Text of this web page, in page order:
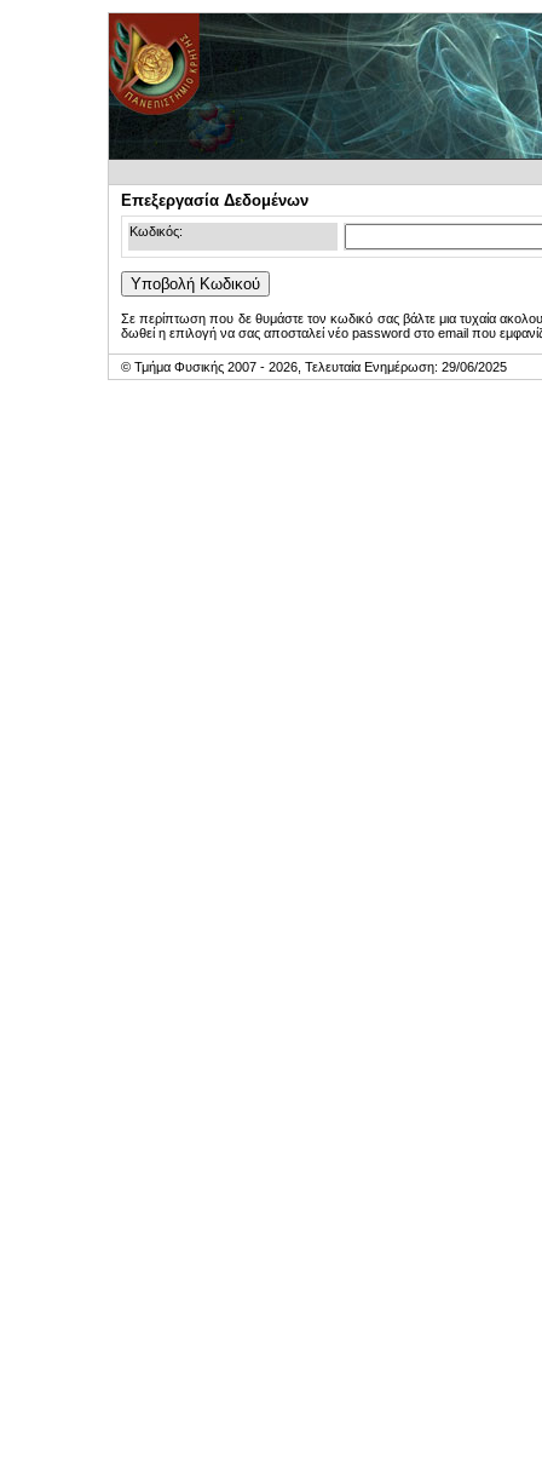
Επεξεργασία Δεδομένων
Κωδικός:
Σε περίπτωση που δε θυμάστε τον κωδικό σας βάλτε μια τυχαία
δωθεί η επιλογή να σας αποσταλεί νέο password στο email που
© Τμήμα Φυσικής 2007 - 2026, Τελευταία Ενημέρωση: 29/06/2025